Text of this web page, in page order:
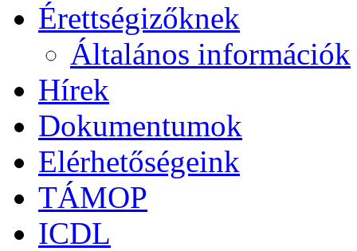
Érettségizőknek
Általános információk
Hírek
Dokumentumok
Elérhetőségeink
TÁMOP
ICDL